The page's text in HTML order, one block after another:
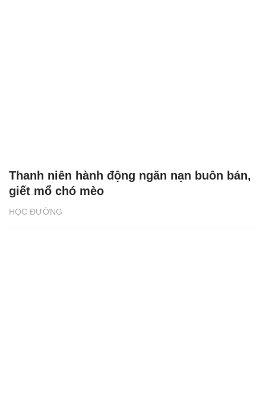
HỌC ĐƯỜNG
Thanh niên hành động ngăn nạn buôn bán,
giết mổ chó mèo